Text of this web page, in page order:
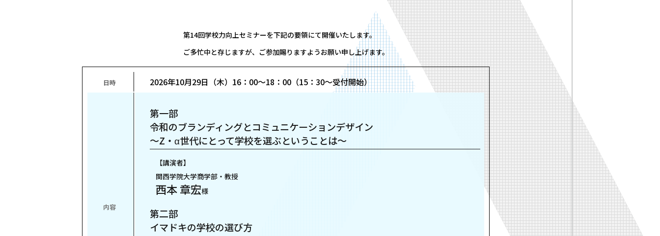
第14回学校力向上セミナーを下記の要領にて開催いたします。
ご多忙中と存じますが、ご参加賜りますようお願い申し上げます。
日時 2026年10月29日（木）16：00～18：00（15：30〜受付開始）
内容
第一部
令和のブランディングとコミュニケーションデザイン
～Z・α世代にとって学校を選ぶということは～
【講演者】
関西学院大学商学部・教授
西本 章宏様
第二部
イマドキの学校の選び方